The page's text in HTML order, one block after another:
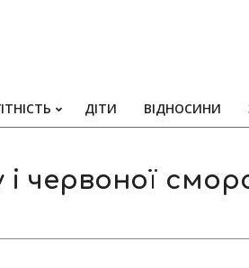
ДІТИ ВІДНОСИНИ
і червоної